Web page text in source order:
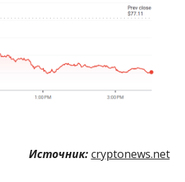
Источник: cryptonews.net